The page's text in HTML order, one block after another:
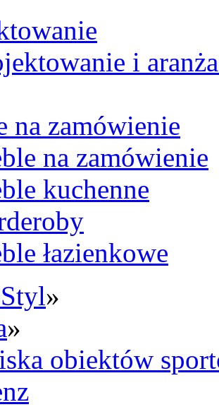
i
na zamówienie
na zamówienie
kuchenne
łazienkowe
»
»
obiektów